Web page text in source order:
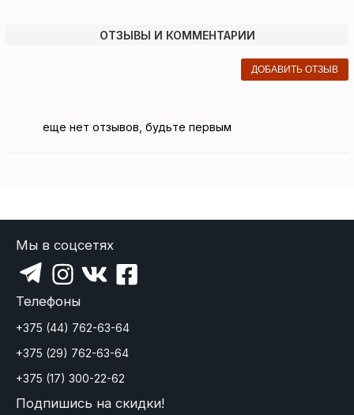
ОТЗЫВЫ И КОММЕНТАРИИ
ДОБАВИТЬ ОТЗЫВ
еще нет отзывов, будьте первым
Мы в соцсетях
Телефоны
+375 (44) 762-63-64
+375 (29) 762-63-64
+375 (17) 300-22-62
Подпишись на скидки!